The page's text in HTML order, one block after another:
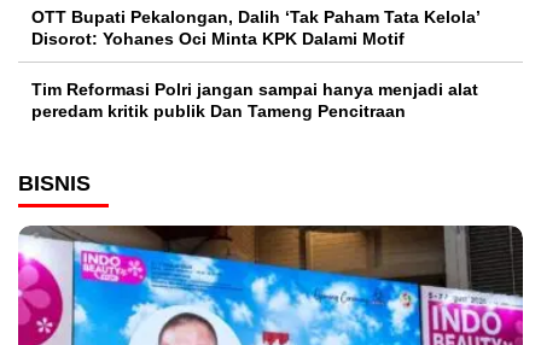
OTT Bupati Pekalongan, Dalih ‘Tak Paham Tata Kelola’
Disorot: Yohanes Oci Minta KPK Dalami Motif
Tim Reformasi Polri jangan sampai hanya menjadi alat
peredam kritik publik Dan Tameng Pencitraan
BISNIS